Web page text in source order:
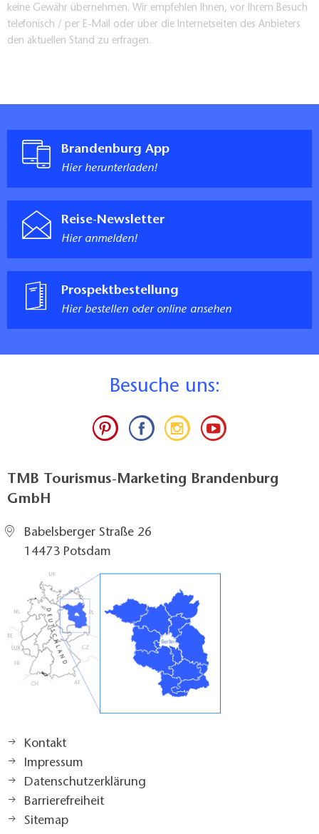
keine Gewähr übernehmen. Wir empfehlen Ihnen, vor Ihrem Besuch
telefonisch / per E-Mail oder über die Internetseiten des Anbieters
den aktuellen Stand zu erfragen.
Brandenburg App
Hier herunterladen!
Reise-Newsletter
Hier anmelden!
Prospektbestellung
Hier bestellen oder online ansehen
Besuche uns:
TMB Tourismus-Marketing Brandenburg
GmbH
Babelsberger Straße 26
14473 Potsdam
Kontakt
Impressum
Datenschutzerklärung
Barrierefreiheit
Sitemap